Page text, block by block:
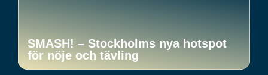
SMASH! – Stockholms nya hotspot
för nöje och tävling